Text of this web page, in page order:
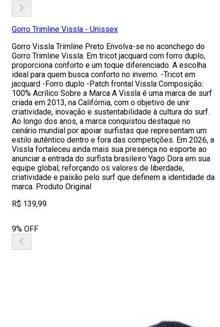
Gorro Trimline Vissla - Unissex
Gorro Vissla Trimline Preto Envolva-se no aconchego do
Gorro Trimline Vissla. Em tricot jacquard com forro duplo,
proporciona conforto e um toque diferenciado. A escolha
ideal para quem busca conforto no inverno. -Tricot em
jacquard -Forro duplo -Patch frontal Vissla Composição:
100% Acrílico Sobre a Marca A Vissla é uma marca de surf
criada em 2013, na Califórnia, com o objetivo de unir
criatividade, inovação e sustentabilidade à cultura do surf.
Ao longo dos anos, a marca conquistou destaque no
cenário mundial por apoiar surfistas que representam um
estilo autêntico dentro e fora das competições. Em 2026, a
Vissla fortaleceu ainda mais sua presença no esporte ao
anunciar a entrada do surfista brasileiro Yago Dora em sua
equipe global, reforçando os valores de liberdade,
criatividade e paixão pelo surf que definem a identidade da
marca. Produto Original
R$ 139,99
9% OFF